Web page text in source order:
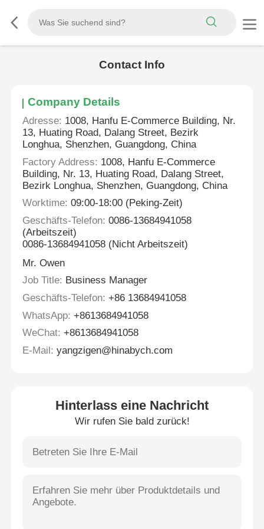
Contact Info
Company Details
Adresse: 1008, Hanfu E-Commerce Building, Nr.
13, Huating Road, Dalang Street, Bezirk
Longhua, Shenzhen, Guangdong, China
Factory Address: 1008, Hanfu E-Commerce
Building, Nr. 13, Huating Road, Dalang Street,
Bezirk Longhua, Shenzhen, Guangdong, China
Worktime: 09:00-18:00 (Peking-Zeit)
Geschäfts-Telefon: 0086-13684941058
(Arbeitszeit)
0086-13684941058 (Nicht Arbeitszeit)
Mr. Owen
Job Title: Business Manager
Geschäfts-Telefon: +86 13684941058
WhatsApp: +8613684941058
WeChat: +8613684941058
E-Mail: yangzigen@hinabych.com
Hinterlass eine Nachricht
Wir rufen Sie bald zurück!